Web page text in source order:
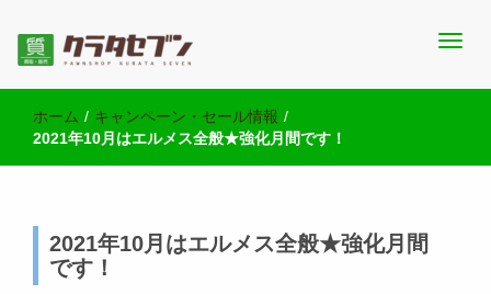
池袋の質屋クラタセブン 公式BLOG
績・販売商品情報や雑記をお届けします。
ホーム / キャンペーン・セール情報 /
2021年10月はエルメス全般★強化月間です！
2021年10月はエルメス全般★強化月間
です！